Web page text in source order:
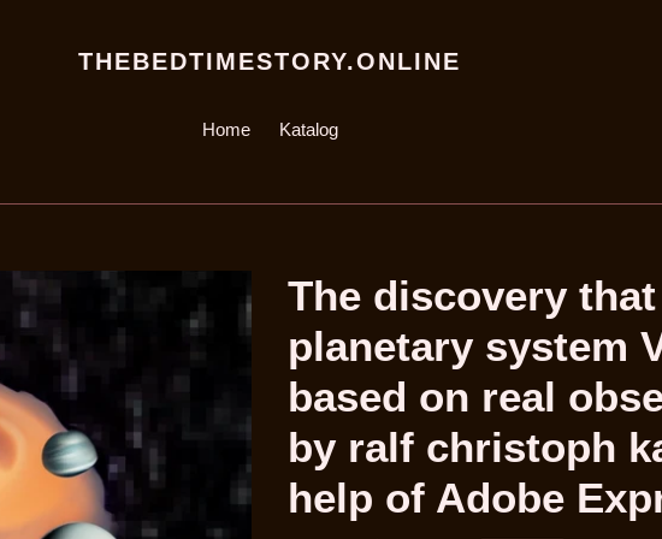
THEBEDTIMESTORY.ONLINE
Home Katalog
The discovery
planetary system
based on real
by ralf christoph
help of Adobe